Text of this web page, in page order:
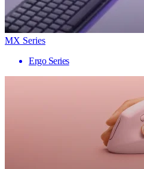
MX Series
Ergo Series